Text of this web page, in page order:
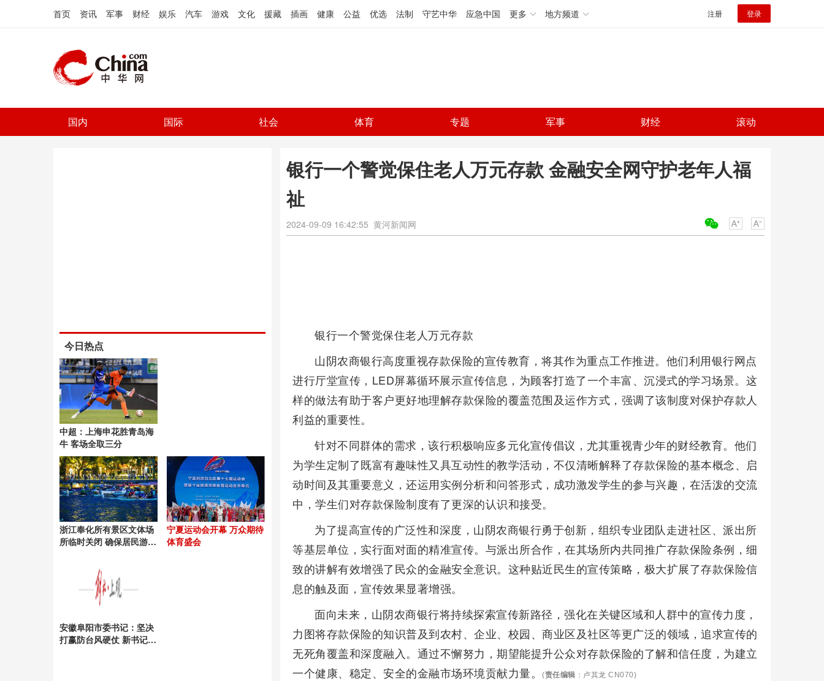
首页 资讯 军事 财经 娱乐 汽车 游戏 文化 援藏 插画 健康 公益 优选 法制 守艺中华 应急中国 更多 地方频道 注册 登录
国内 国际 社会 体育 专题 军事 财经 滚动
银行一个警觉保住老人万元存款 金融安全网守护老年人福
祉
2024-09-09 16:42:55 黄河新闻网
银行一个警觉保住老人万元存款
山阴农商银行高度重视存款保险的宣传教育，将其作为重点工作推进。他们利用银行网点
进行厅堂宣传，LED屏幕循环展示宣传信息，为顾客打造了一个丰富、沉浸式的学习场景。这
样的做法有助于客户更好地理解存款保险的覆盖范围及运作方式，强调了该制度对保护存款人
利益的重要性。
针对不同群体的需求，该行积极响应多元化宣传倡议，尤其重视青少年的财经教育。他们
为学生定制了既富有趣味性又具互动性的教学活动，不仅清晰解释了存款保险的基本概念、启
动时间及其重要意义，还运用实例分析和问答形式，成功激发学生的参与兴趣，在活泼的交流
中，学生们对存款保险制度有了更深的认识和接受。
为了提高宣传的广泛性和深度，山阴农商银行勇于创新，组织专业团队走进社区、派出所
等基层单位，实行面对面的精准宣传。与派出所合作，在其场所内共同推广存款保险条例，细
致的讲解有效增强了民众的金融安全意识。这种贴近民生的宣传策略，极大扩展了存款保险信
息的触及面，宣传效果显著增强。
面向未来，山阴农商银行将持续探索宣传新路径，强化在关键区域和人群中的宣传力度，
力图将存款保险的知识普及到农村、企业、校园、商业区及社区等更广泛的领域，追求宣传的
无死角覆盖和深度融入。通过不懈努力，期望能提升公众对存款保险的了解和信任度，为建立
一个健康、稳定、安全的金融市场环境贡献力量。
(责任编辑 ：卢其龙 CN070)
今日热点
中超：上海申花胜青岛海
牛 客场全取三分
浙江奉化所有景区文体场
所临时关闭 确保居民游客
宁夏运动会开幕 万众期待
体育盛会
安徽阜阳市委书记：坚决
打赢防台风硬仗 新书记上